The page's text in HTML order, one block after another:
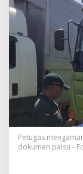
Petugas
dokumen palsu -